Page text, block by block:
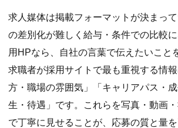
求人媒体は掲載フォーマットが決まっ
の差別化が難しく給与・条件での比較
用HPなら、自社の言葉で伝えたいこと
求職者が採用サイトで最も重視する情
方・職場の雰囲気」「キャリアパス・
生・待遇」です。これらを写真・動画
で丁寧に見せることが、応募の質と量を